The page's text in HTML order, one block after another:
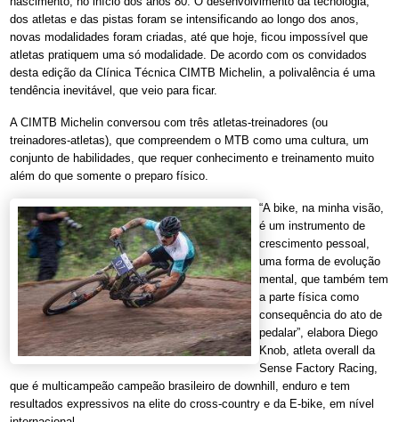
dos atletas e das pistas foram se intensificando ao longo dos anos,
novas modalidades foram criadas, até que hoje, ficou impossível que
atletas pratiquem uma só modalidade. De acordo com os convidados
desta edição da Clínica Técnica CIMTB Michelin, a polivalência é uma
tendência inevitável, que veio para ficar.
A CIMTB Michelin conversou com três atletas-treinadores (ou
treinadores-atletas), que compreendem o MTB como uma cultura, um
conjunto de habilidades, que requer conhecimento e treinamento muito
além do que somente o preparo físico.
“A bike, na minha visão,
é um instrumento de
crescimento pessoal,
uma forma de evolução
mental, que também tem
a parte física como
consequência do ato de
pedalar”, elabora Diego
Knob, atleta overall da
Sense Factory Racing,
que é multicampeão campeão brasileiro de downhill, enduro e tem
resultados expressivos na elite do cross-country e da E-bike, em nível